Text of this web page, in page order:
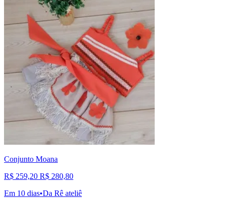
Conjunto Moana
R$ 259,20 R$ 280,80
Em 10 dias•Da Rê ateliê